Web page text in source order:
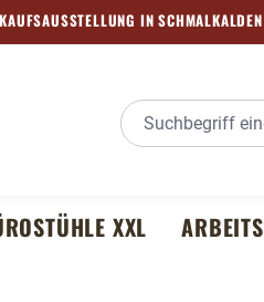
IN SCHMALKALDEN
XXL